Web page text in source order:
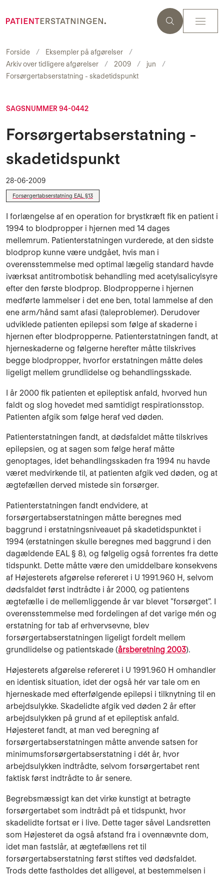
Forside
Eksempler på afgørelser
Arkiv over tidligere afgørelser
2009
jun
Forsørgertabserstatning - skadetidspunkt
SAGSNUMMER 94-0442
Forsørgertabserstatning -
skadetidspunkt
28-06-2009
Forsørgertabserstatning EAL §13
I forlængelse af en operation for brystkræft fik en patient i
1994 to blodpropper i hjernen med 14 dages
mellemrum. Patienterstatningen vurderede, at den sidste
blodprop kunne være undgået, hvis man i
overensstemmelse med optimal lægelig standard havde
iværksat antitrombotisk behandling med acetylsalicylsyre
efter den første blodprop. Blodpropperne i hjernen
medførte lammelser i det ene ben, total lammelse af den
ene arm/hånd samt afasi (taleproblemer). Derudover
udviklede patienten epilepsi som følge af skaderne i
hjernen efter blodpropperne. Patienterstatningen fandt, at
hjerneskaderne og følgerne herefter måtte tilskrives
begge blodpropper, hvorfor erstatningen måtte deles
ligeligt mellem grundlidelse og behandlingsskade.
I år 2000 fik patienten et epileptisk anfald, hvorved hun
faldt og slog hovedet med samtidigt respirationsstop.
Patienten afgik som følge heraf ved døden.
Patienterstatningen fandt, at dødsfaldet måtte tilskrives
epilepsien, og at sagen som følge heraf måtte
genoptages, idet behandlingsskaden fra 1994 nu havde
været medvirkende til, at patienten afgik ved døden, og at
ægtefællen derved mistede sin forsørger.
Patienterstatningen fandt endvidere, at
forsørgertabserstatningen måtte beregnes med
baggrund i erstatningsniveauet på skadetidspunktet i
1994 (erstatningen skulle beregnes med baggrund i den
dagældende EAL § 8), og følgelig også forrentes fra dette
tidspunkt. Dette måtte være den umiddelbare konsekvens
af Højesterets afgørelse refereret i U 1991.960 H, selvom
dødsfaldet først indtrådte i år 2000, og patientens
ægtefælle i de mellemliggende år var blevet ”forsørget”. I
overensstemmelse med fordelingen af det varige mén og
erstatning for tab af erhvervsevne, blev
forsørgertabserstatningen ligeligt fordelt mellem
grundlidelse og patientskade (årsberetning 2003).
Højesterets afgørelse refereret i U 1991.960 H omhandler
en identisk situation, idet der også hér var tale om en
hjerneskade med efterfølgende epilepsi i tilknytning til en
arbejdsulykke. Skadelidte afgik ved døden 2 år efter
arbejdsulykken på grund af et epileptisk anfald.
Højesteret fandt, at man ved beregning af
forsørgertabserstatningen måtte anvende satsen for
minimumsforsørgertabserstatning i dét år, hvor
arbejdsulykken indtrådte, selvom forsørgertabet rent
faktisk først indtrådte to år senere.
Begrebsmæssigt kan det virke kunstigt at betragte
forsørgertabet som indtrådt på et tidspunkt, hvor
skadelidte fortsat er i live. Dette tager såvel Landsretten
som Højesteret da også afstand fra i ovennævnte dom,
idet man fastslår, at ægtefællens ret til
forsørgertabserstatning først stiftes ved dødsfaldet.
Trods dette fastholdes det alligevel, at bestemmelsen i